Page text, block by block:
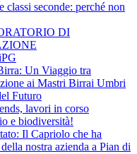
classi seconde: perché non
DI
Un Viaggio tra
ai Mastri Birrai Umbri
Futuro
lavori in corso
e biodiversità!
Il Capriolo che ha
nostra azienda a Pian di